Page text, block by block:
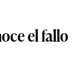
el fallo